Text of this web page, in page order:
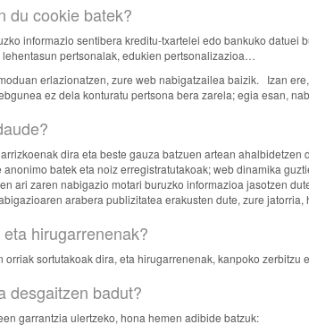
du cookie batek?
informazio sentibera kreditu-txartelei edo bankuko
pertsonalak, edukien pertsonalizazioa…
erlazionatzen, zure web nabigatzailea baizik. Izan
ez dela konturatu pertsona bera zarela; egia esan,
dira eta beste gauza batzuen artean
batek eta noiz erregistratutakoak; web dinamika
ari zaren nabigazio motari buruzko informazioa jasotzen
arabera publizitatea erakusten dute, zure
hirugarrenenak?
sortutakoak dira, eta hirugarrenenak, kanpoko
desgaitzen badut?
garrantzia ulertzeko, hona hemen adibide batzuk: